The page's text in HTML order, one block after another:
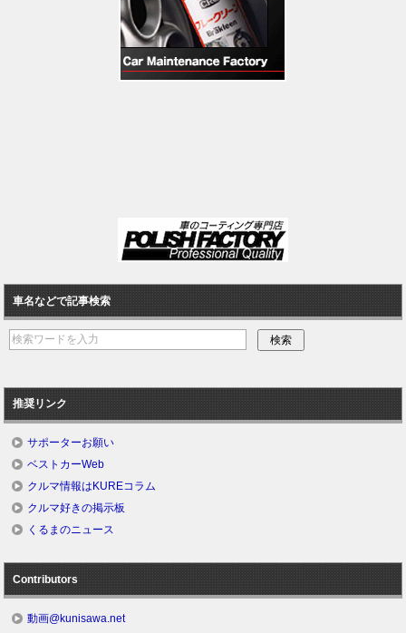
車名などで記事検索
推奨リンク
サポーターお願い
ベストカーWeb
クルマ情報はKUREコラム
クルマ好きの掲示板
くるまのニュース
Contributors
動画@kunisawa.net